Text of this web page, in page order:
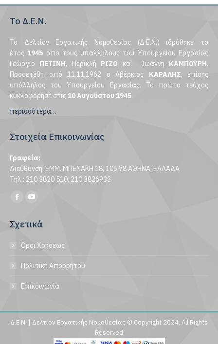
(ηλεκτρονική)
ποσότητα
Το Δ.Ε.Ν.
Το Δελτίον Εργατικής Νομοθεσίας (Δ.Ε.Ν.) ιδρύθηκε το
έτος1945 απο τους υπαλλήλους του Υπουργείου Εργασίας
Γεώργιο ΠΕΤΙΝΗ, Περικλή ΡΙΖΟ και Ιωάννη ΚΑΜΠΟΥΡΗ.
Προσετέθη από 11.11.1962 ο Αβέρκιος ΚΑΡΑΛΗΣ, επίσης
υπάλληλος του Υπουργείου Εργασίας. Το πρώτο τεύχος
κυκλοφόρησε στις 10 Αυγούστου 1945.
περισσότερα…
Στοιχεία Επικοινωνίας
Γραφεία:
Διεύθυνση: ΕΜΜ. ΜΠΕΝΑΚΗ 18, 106 78 ΑΘΗΝΑ, ΕΛΛΑΔΑ
Τηλ.: 210 3820 510, 210 3826933
Find us on:
Facebook
opens
in
window
opens
window
Σχετικά
Όροι Χρήσεως
Πολιτική Απορρήτου
Επικοινωνία
Δ.Ε.Ν. | Δελτίον Εργατικής Νομοθεσίας © Copyright 2024, All Rights
Reserved